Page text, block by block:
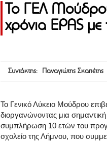
Το ΓΕΛ
χρόνια EPAS
Συντάκτης: Παναγιώτης Σκαπέτης
Το Γενικό Λύκειο Μούδρου
διοργανώνοντας μια
συμπλήρωση 10 ετών του
σχολείο της Λήμνου, που